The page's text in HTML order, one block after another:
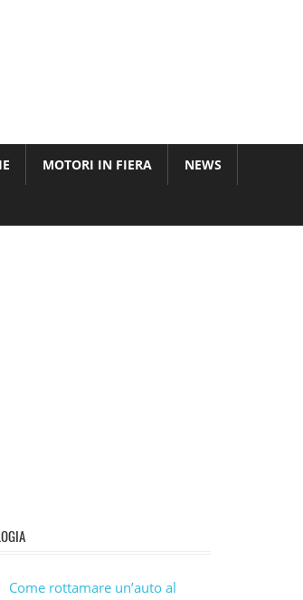
MOTORI IN FIERA NEWS
Come rottamare un’auto al